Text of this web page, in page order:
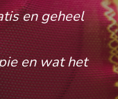
en geheel
en wat het